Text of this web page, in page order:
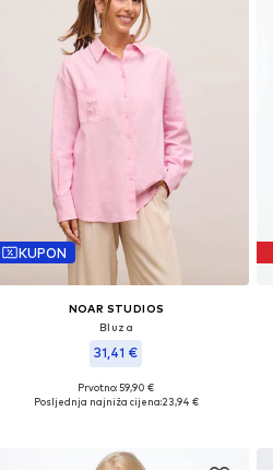
KUPON
NOAR STUDIOS
Bluza
31,41 €
Dostupne veličine: XS, S, M, L, XL
Prvotno: 59,90 €
Posljednja najniža cijena:23,94 €